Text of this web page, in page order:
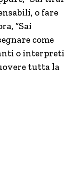
o fare
“Sai
come
o interpreti
tutta la